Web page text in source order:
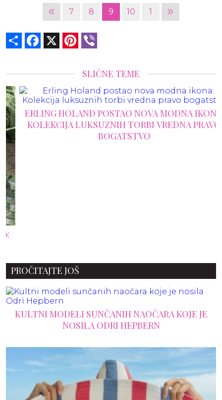
« 7 8 9 10 1 »
Share Facebook Pinterest
SLIČNE TEME
ERLING HOLAND POSTAO NOVA MODNA IKONA:
KOLEKCIJA LUKSUZNIH TORBI VREDNA PRAVO
BOGATSTVO
PROČITAJTE JOŠ
KULTNI MODELI SUNČANIH NAOČARA KOJE JE
NOSILA ODRI HEPBERN